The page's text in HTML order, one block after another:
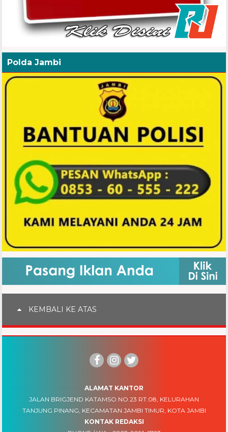
Polda Jambi
KEMBALI KE ATAS
ALAMAT KANTOR
JALAN BRIGJEND KATAMSO NO.23 RT.08, KELURAHAN
TANJUNG PINANG, KECAMATAN JAMBI TIMUR, KOTA JAMBI
KONTAK REDAKSI